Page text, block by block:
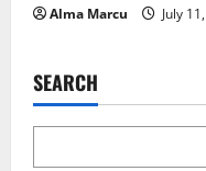
Alma Marcu July
SEARCH